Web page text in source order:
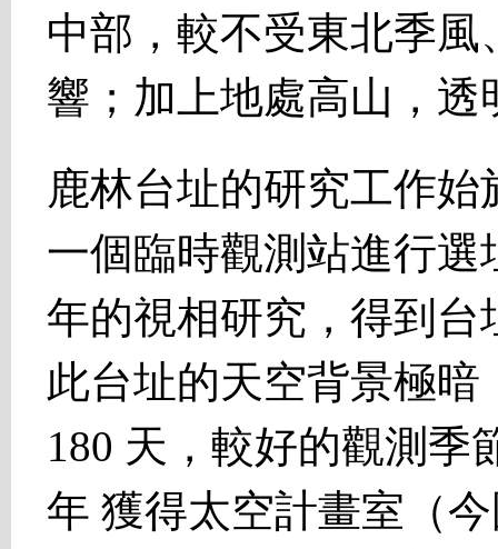
中部，較不受東北季
響；加上地處高山，
鹿林台址的研究工作
一個臨時觀測站進行
年的視相研究，得到台
此台址的天空背景極
180 天，較好的觀測季
年 獲得太空計畫室（